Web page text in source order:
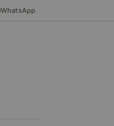
WhatsApp